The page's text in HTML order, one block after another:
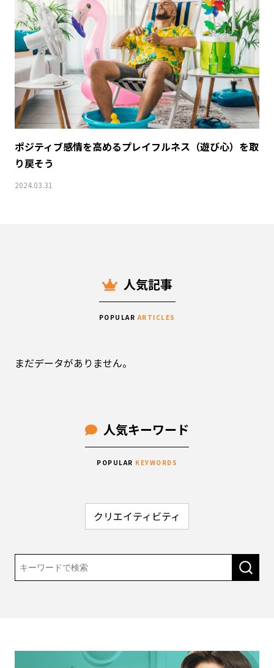
ポジティブ感情を高めるプレイフルネス（遊び心）を取
り戻そう
2024.03.31
人気記事
POPULAR ARTICLES
まだデータがありません。
人気キーワード
POPULAR KEYWORDS
クリエイティビティ